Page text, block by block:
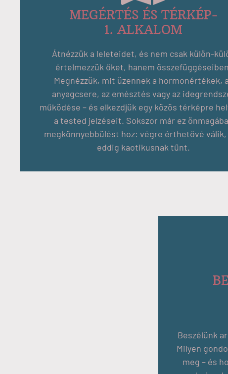
MEGÉRTÉS ÉS TÉRKÉP-
1. ALKALOM
Átnézzük a leleteidet, és nem csak külön-
értelmezzük őket, hanem
Megnézzük, mit üzennek a hormonértékek,
anyagcsere, az emésztés vagy az
működése – és elkezdjük egy közös térképre
a tested jelzéseit. Sokszor már ez
megkönnyebbülést hoz: végre érthetővé válik,
eddig kaotikusnak tűnt.
Beszélünk
Milyen
meg – és